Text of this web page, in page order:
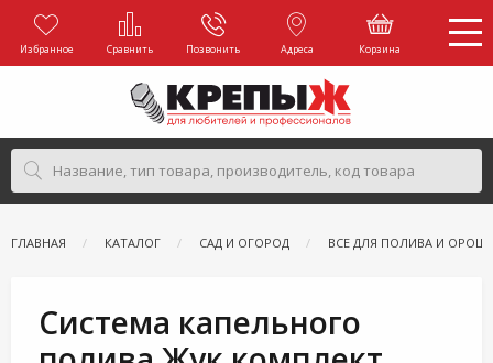
Избранное Сравнить Позвонить Адреса Корзина
ГЛАВНАЯ КАТАЛОГ САД И ОГОРОД ВСЕ ДЛЯ ПОЛИВА И
Система капельного